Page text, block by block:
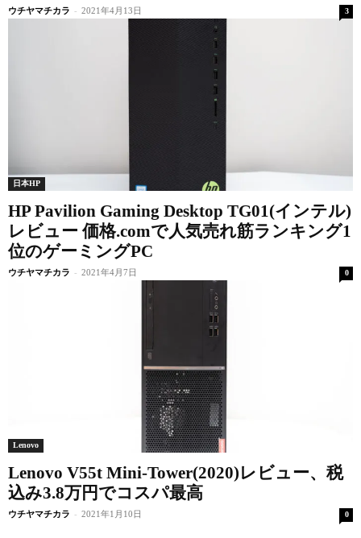
ウチヤマチカラ - 2021年4月13日 3
日本HP
HP Pavilion Gaming Desktop TG01(インテル)
レビュー 価格.comで人気売れ筋ランキング1
位のゲーミングPC
ウチヤマチカラ - 2021年4月7日 0
Lenovo
Lenovo V55t Mini-Tower(2020)レビュー、税
込み3.8万円でコスパ最高
ウチヤマチカラ - 2021年1月10日 0